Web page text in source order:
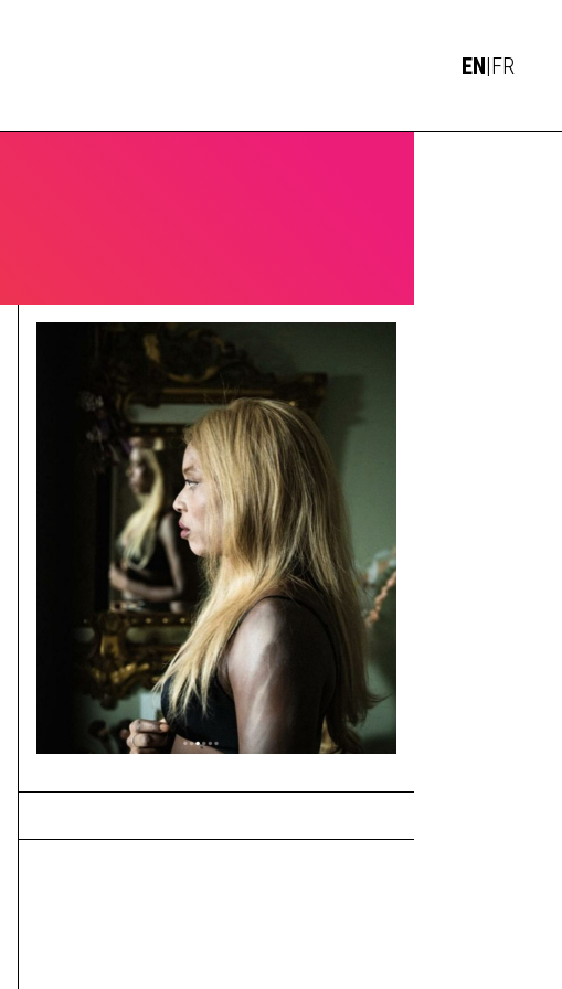
EN|FR